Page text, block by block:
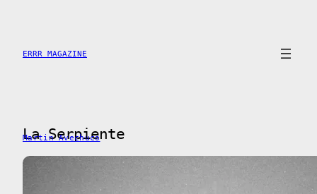
content
ERRR MAGAZINE
La Serpiente
Martin Avechuco